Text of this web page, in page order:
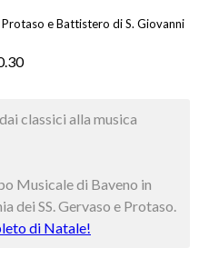
e Battistero di S. Giovanni
classici alla musica
Musicale di Baveno in
dei SS. Gervaso e Protaso.
di Natale!